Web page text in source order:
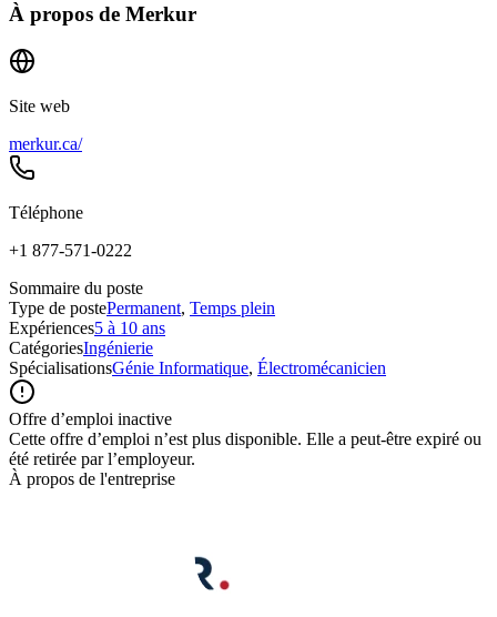
À propos de Merkur
Site web
merkur.ca/
Téléphone
+1 877-571-0222
Sommaire du poste
Type de postePermanent, Temps plein
Expériences5 à 10 ans
CatégoriesIngénierie
SpécialisationsGénie Informatique, Électromécanicien
Offre d’emploi inactive
Cette offre d’emploi n’est plus disponible. Elle a peut-être expiré ou
été retirée par l’employeur.
À propos de l'entreprise